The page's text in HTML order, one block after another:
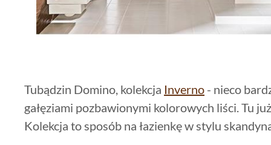
Tubądzin Domino, kolekcja Inverno - nieco
gałęziami pozbawionymi kolorowych liści. Tu
Kolekcja to sposób na łazienkę w stylu